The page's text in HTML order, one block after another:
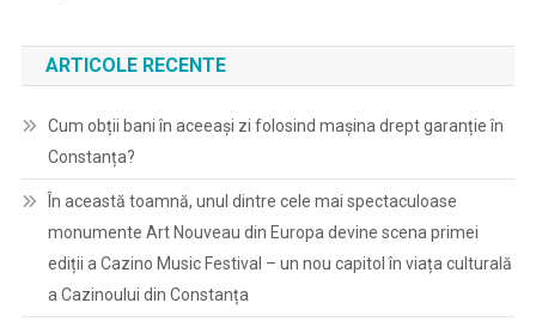
ARTICOLE RECENTE
Cum obții bani în aceeași zi folosind mașina drept garanție în
Constanța?
În această toamnă, unul dintre cele mai spectaculoase
monumente Art Nouveau din Europa devine scena primei
ediții a Cazino Music Festival – un nou capitol în viața culturală
a Cazinoului din Constanța